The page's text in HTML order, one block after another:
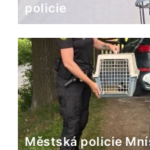
policie
Městská policie